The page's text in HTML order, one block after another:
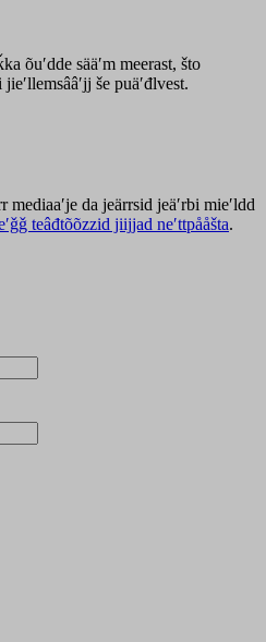
õuʹdde sääʹm meerast, što
še puäʹđlvest.
mediaaʹje da jeärrsid jeäʹrbi mieʹldd
teâđtõõzzid jiijjad neʹttpååšta.